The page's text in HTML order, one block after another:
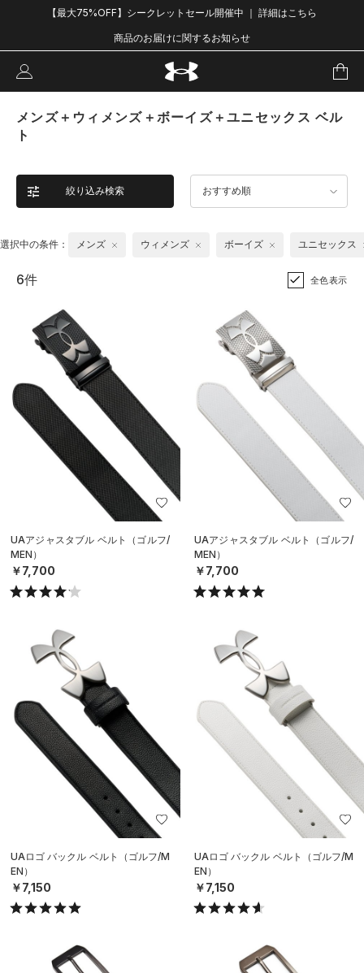
【最大75%OFF】シークレットセール開催中 ｜ 詳細はこちら
商品のお届けに関するお知らせ
メンズ＋ウィメンズ＋ボーイズ＋ユニセックス ベル
ト
絞り込み検索 おすすめ順
選択中の条件： メンズ ウィメンズ ボーイズ ユニセックス
6件 全色表示
UAアジャスタブル ベルト（ゴルフ/
MEN）
￥7,700
UAアジャスタブル ベルト（ゴルフ/
MEN）
￥7,700
UAロゴ バックル ベルト（ゴルフ/M
EN）
￥7,150
UAロゴ バックル ベルト（ゴルフ/M
EN）
￥7,150